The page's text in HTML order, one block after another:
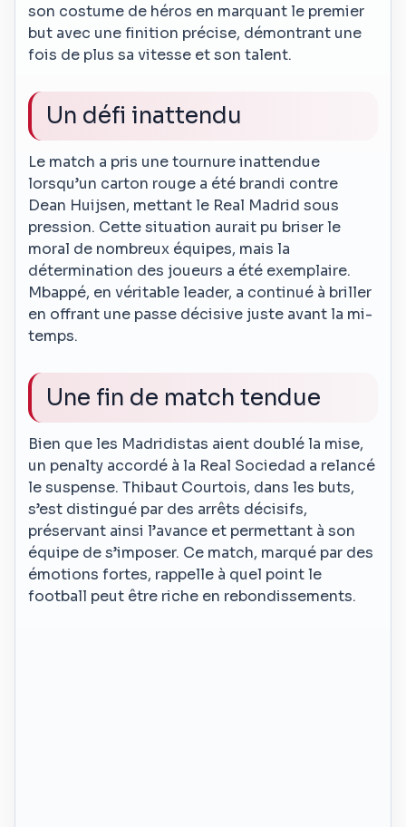
son costume de héros en marquant le premier
but avec une finition précise, démontrant une
fois de plus sa vitesse et son talent.
Un défi inattendu
Le match a pris une tournure inattendue
lorsqu’un carton rouge a été brandi contre
Dean Huijsen, mettant le Real Madrid sous
pression. Cette situation aurait pu briser le
moral de nombreux équipes, mais la
détermination des joueurs a été exemplaire.
Mbappé, en véritable leader, a continué à briller
en offrant une passe décisive juste avant la mi-
temps.
Une fin de match tendue
Bien que les Madridistas aient doublé la mise,
un penalty accordé à la Real Sociedad a relancé
le suspense. Thibaut Courtois, dans les buts,
s’est distingué par des arrêts décisifs,
préservant ainsi l’avance et permettant à son
équipe de s’imposer. Ce match, marqué par des
émotions fortes, rappelle à quel point le
football peut être riche en rebondissements.